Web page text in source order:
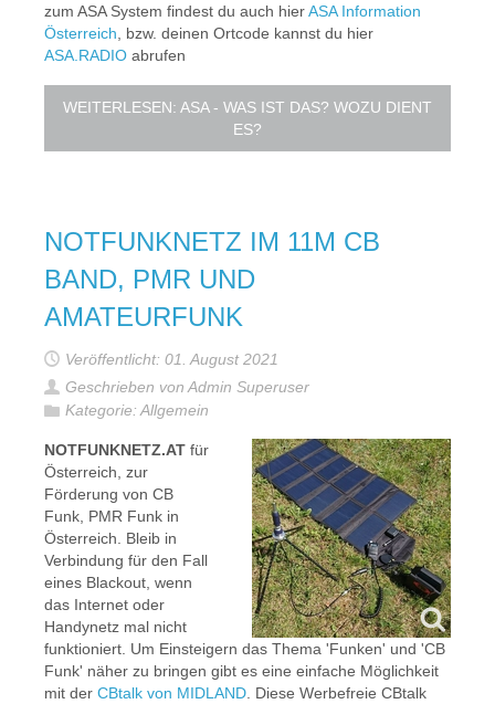
zum ASA System findest du auch hierASA Information
Österreich , bzw. deinen Ortcode kannst du hier
ASA.RADIO abrufen
WEITERLESEN: ASA - WAS IST DAS? WOZU DIENT
ES?
NOTFUNKNETZ IM 11M CB
BAND, PMR UND
AMATEURFUNK
Veröffentlicht: 01. August 2021
Geschrieben von Admin Superuser
Kategorie:Allgemein
NOTFUNKNETZ.AT für
Österreich, zur
Förderung von CB
Funk, PMR Funk in
Österreich. Bleib in
Verbindung für den Fall
eines Blackout, wenn
das Internet oder
Handynetz mal nicht
funktioniert. Um Einsteigern das Thema 'Funken' und 'CB
Funk' näher zu bringen gibt es eine einfache Möglichkeit
mit der CBtalk von MIDLAND . Diese Werbefreie CBtalk